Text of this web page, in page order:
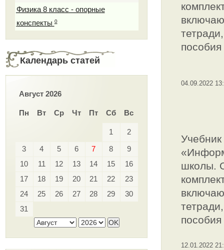
04.09.2022
школы.
12.01.2022
Физика 8 класс - опорные
конспекты0
Календарь статей
Август 2026
Пн Вт Ср Чт Пт Сб Вс
1 2
3 4 5 6 7 8
9
10
11 12 13 14 15
16
17
18 19 20 21 22
23
24
25 26 27 28 29
30
31